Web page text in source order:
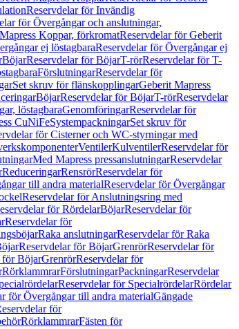
Reservdelar för Invändig
för Övergångar och anslutningar,
Koppar, förkromatReservdelar för Geberit
ej löstagbaraReservdelar för Övergångar ej
BöjarReservdelar för BöjarT-rörReservdelar för T-
FörslutningarReservdelar för
Set skruv för flänskopplingarGeberit Mapress
BöjarReservdelar för BöjarT-rörReservdelar
löstagbaraGenomföringarReservdelar för
CuNiFeSystempackningarSet skruv för
för Cisterner och WC-styrningar med
VentilerKulventilerReservdelar för
Med Mapress pressanslutningarReservdelar
ReduceringarRensrörReservdelar för
till andra materialReservdelar för Övergångar
Reservdelar för Anslutningsring med
för RördelarBöjarReservdelar för
Reservdelar för
Raka anslutningarReservdelar för Raka
Reservdelar för BöjarGrenrörReservdelar för
för BöjarGrenrörReservdelar för
RörklammrarFörslutningarPackningarReservdelar
Reservdelar för SpecialrördelarRördelar
för Övergångar till andra materialGängade
för
RörklammrarFästen för